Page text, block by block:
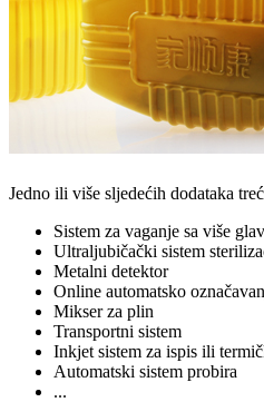
Jedno ili više sljedećih dodataka
Sistem za vaganje sa više
Ultraljubičački sistem
Metalni detektor
Online automatsko
Mikser za plin
Transportni sistem
Inkjet sistem za ispis ili
Automatski sistem probira
...